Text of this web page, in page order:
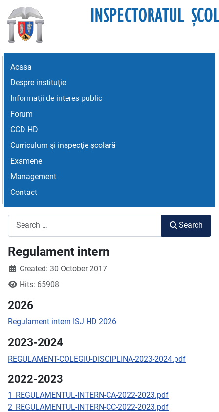
Acasa
Despre instituţie
Informaţii de interes public
Forum
CCD HD
Curriculum şi inspecţie şcolară
Examene
Management
Contact
Search
Regulament intern
Created: 30 October 2017
Hits: 65908
2026
Regulament intern ISJ HD 2026
2023-2024
REGULAMENT-COLEGIU-DISCIPLINA-2023-2024.pdf
2022-2023
1_REGULAMENTUL-INTERN-CA-2022-2023.pdf
2_REGULAMENTUL-INTERN-CC-2022-2023.pdf